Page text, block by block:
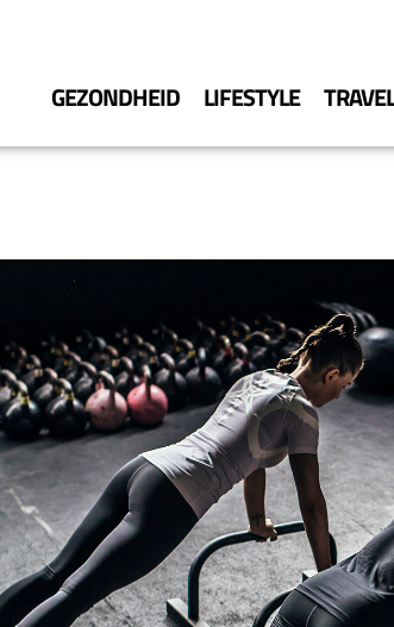
GEZONDHEID LIFESTYLE TRAVEL